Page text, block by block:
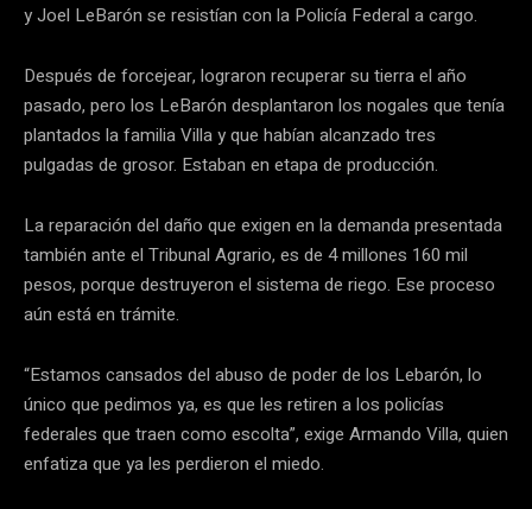
y Joel LeBarón se resistían con la Policía Federal a cargo.
Después de forcejear, lograron recuperar su tierra el año
pasado, pero los LeBarón desplantaron los nogales que tenía
plantados la familia Villa y que habían alcanzado tres
pulgadas de grosor. Estaban en etapa de producción.
La reparación del daño que exigen en la demanda presentada
también ante el Tribunal Agrario, es de 4 millones 160 mil
pesos, porque destruyeron el sistema de riego. Ese proceso
aún está en trámite.
“Estamos cansados del abuso de poder de los Lebarón, lo
único que pedimos ya, es que les retiren a los policías
federales que traen como escolta”, exige Armando Villa, quien
enfatiza que ya les perdieron el miedo.